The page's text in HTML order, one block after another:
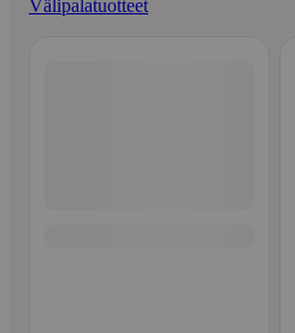
Välipalatuotteet